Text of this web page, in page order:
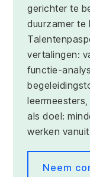
gerichter te
duurzamer te
vertalingen:
functie-
als doel:
werken
Neem